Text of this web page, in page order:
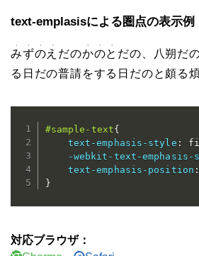
text-emplasisによる圏点の表示例
みずのえ だのかのと だの、八朔だ
る日だの普請をする日だのと頗る
#sample-text{
text-emphasis-style :
-webkit-text-emphasis-
text-emphasis-position :
}
対応ブラウザ：